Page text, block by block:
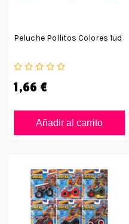
Peluche Pollitos Colores 1ud
1,66 €
Añadir al carrito